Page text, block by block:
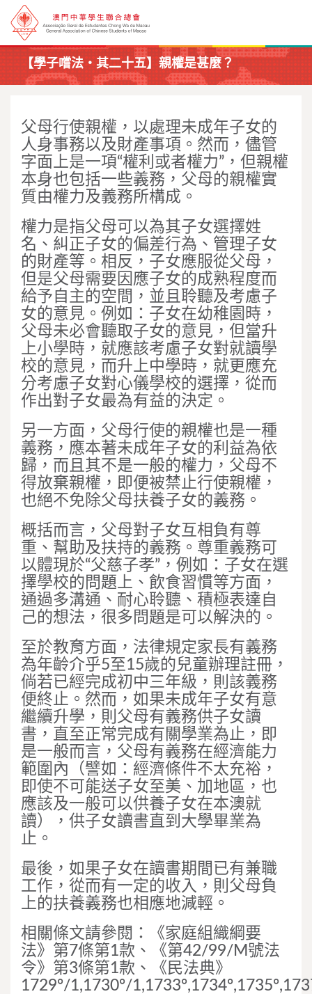
【學子嚐法・其二十五】親權是甚麼？
父母行使親權，以處理未成年子女的
人身事務以及財產事項。然而，儘管
字面上是一項“權利或者權力”，但親權
本身也包括一些義務，父母的親權實
質由權力及義務所構成。
權力是指父母可以為其子女選擇姓
名、糾正子女的偏差行為、管理子女
的財產等。相反，子女應服從父母，
但是父母需要因應子女的成熟程度而
給予自主的空間，並且聆聽及考慮子
女的意見。例如：子女在幼稚園時，
父母未必會聽取子女的意見，但當升
上小學時，就應該考慮子女對就讀學
校的意見，而升上中學時，就更應充
分考慮子女對心儀學校的選擇，從而
作出對子女最為有益的決定。
另一方面，父母行使的親權也是一種
義務，應本著未成年子女的利益為依
歸，而且其不是一般的權力，父母不
得放棄親權，即便被禁止行使親權，
也絕不免除父母扶養子女的義務。
概括而言，父母對子女互相負有尊
重、幫助及扶持的義務。尊重義務可
以體現於“父慈子孝”，例如：子女在選
擇學校的問題上、飲食習慣等方面，
通過多溝通、耐心聆聽、積極表達自
己的想法，很多問題是可以解決的。
至於教育方面，法律規定家長有義務
為年齡介乎5至15歲的兒童辦理註冊，
倘若已經完成初中三年級，則該義務
便終止。然而，如果未成年子女有意
繼續升學，則父母有義務供子女讀
書，直至正常完成有關學業為止，即
是一般而言，父母有義務在經濟能力
範圍內（譬如：經濟條件不太充裕，
即使不可能送子女至美、加地區，也
應該及一般可以供養子女在本澳就
讀），供子女讀書直到大學畢業為
止。
最後，如果子女在讀書期間已有兼職
工作，從而有一定的收入，則父母負
上的扶養義務也相應地減輕。
相關條文請參閱：《家庭組織綱要
法》第7條第1款、《第42/99/M號法
令》第3條第1款、《民法典》
1729º/1,1730º/